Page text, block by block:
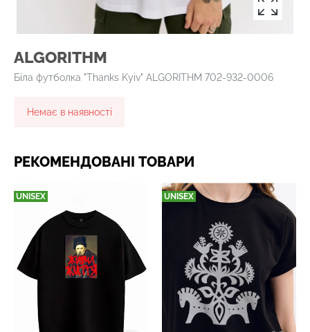
ALGORITHM
Біла футболка "Thanks Kyiv" ALGORITHM 702-932-0006
Немає в наявності
РЕКОМЕНДОВАНІ ТОВАРИ
UNISEX UNISEX